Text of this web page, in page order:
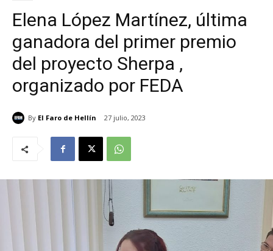
Elena López Martínez, última
ganadora del primer premio
del proyecto Sherpa ,
organizado por FEDA
By El Faro de Hellín 27 julio, 2023